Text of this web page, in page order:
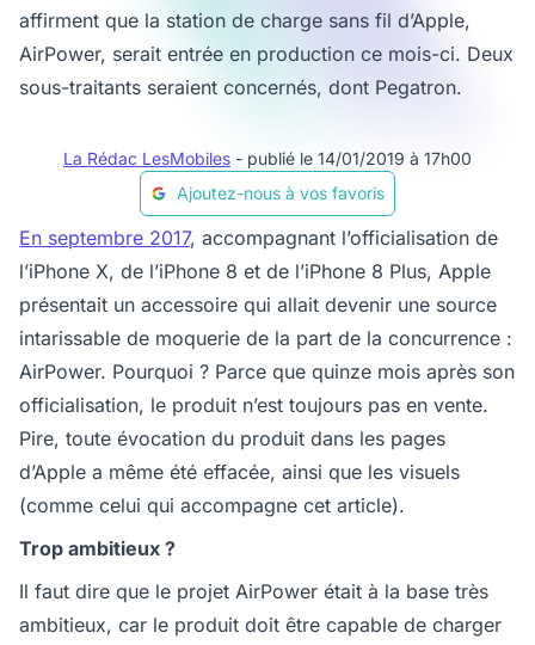
affirment que la station de charge sans fil d’Apple,
AirPower, serait entrée en production ce mois-ci. Deux
sous-traitants seraient concernés, dont Pegatron.
La Rédac LesMobiles - publié le 14/01/2019 à 17h00
Ajoutez-nous à vos favoris
En septembre 2017, accompagnant l’officialisation de
l’iPhone X, de l’iPhone 8 et de l’iPhone 8 Plus, Apple
présentait un accessoire qui allait devenir une source
intarissable de moquerie de la part de la concurrence :
AirPower. Pourquoi ? Parce que quinze mois après son
officialisation, le produit n’est toujours pas en vente.
Pire, toute évocation du produit dans les pages
d’Apple a même été effacée, ainsi que les visuels
(comme celui qui accompagne cet article).
Trop ambitieux ?
Il faut dire que le projet AirPower était à la base très
ambitieux, car le produit doit être capable de charger